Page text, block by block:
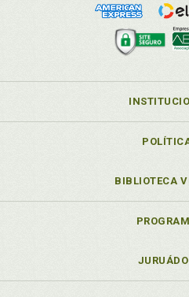
BIBLIOTECA